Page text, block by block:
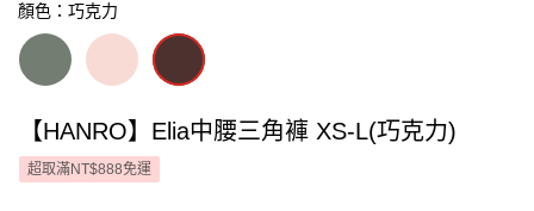
顏色：巧克力
【HANRO】Elia中腰三角褲 XS-L(巧克力)
超取滿NT$888免運